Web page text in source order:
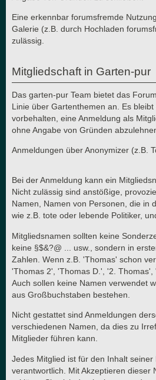
Eine erkennbar forumsfremde
Galerie (z.B. durch Hochladen
zulässig.
Mitgliedschaft in Garten-pur
Das garten-pur Team bietet das
Linie über Gartenthemen an. Es
vorbehalten, eine Anmeldung als
ohne Angabe von Gründen
Anmeldungen über Anonymizer (z.B.
Bei der Anmeldung kann ein
Nicht zulässig sind anstößige,
Namen, Namen von Personen, die in
wie z.B. tote oder lebende Politiker,
Mitgliedsnamen sollten keine
keine §$&?@ ... usw., sondern in
Zahlen. Wenn z.B. 'Thomas' schon
'Thomas 2', 'Thomas D.', '2.
Auch sollen keine Namen verwendet
aus Großbuchstaben bestehen.
Nicht gestattet sind Anmeldungen
verschiedenen Namen, da dies zu
Mitglieder führen kann.
Jedes Mitglied ist für den Inhalt seiner
verantwortlich. Mit Akzeptieren dieser